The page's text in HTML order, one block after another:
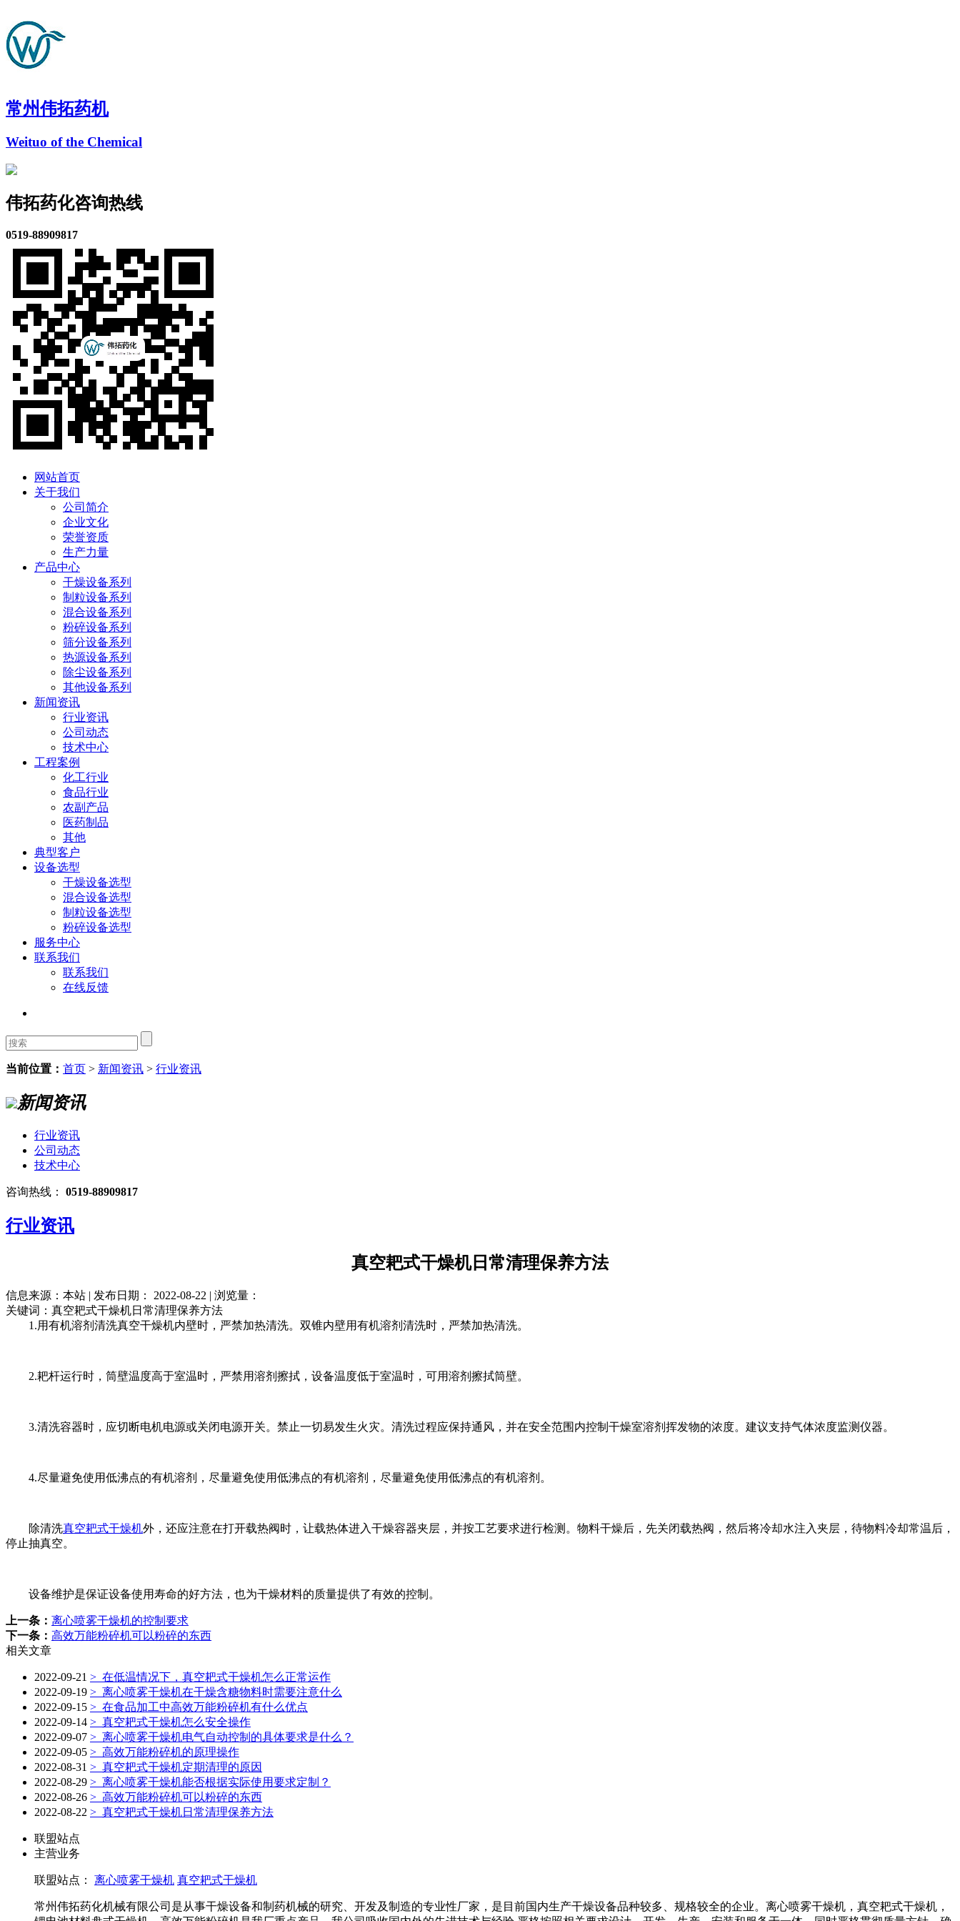
常州伟拓药机
Weituo of the Chemical
伟拓药化咨询热线
0519-88909817
网站首页
关于我们
公司简介
企业文化
荣誉资质
生产力量
产品中心
干燥设备系列
制粒设备系列
混合设备系列
粉碎设备系列
筛分设备系列
热源设备系列
除尘设备系列
其他设备系列
新闻资讯
行业资讯
公司动态
技术中心
工程案例
化工行业
食品行业
农副产品
医药制品
其他
典型客户
设备选型
干燥设备选型
混合设备选型
制粒设备选型
粉碎设备选型
服务中心
联系我们
联系我们
在线反馈
当前位置： 首页 > 新闻资讯 > 行业资讯
新闻资讯
行业资讯
公司动态
技术中心
咨询热线： 0519-88909817
行业资讯
真空耙式干燥机日常清理保养方法
信息来源：本站 | 发布日期： 2022-08-22 | 浏览量：
关键词：真空耙式干燥机日常清理保养方法
1.用有机溶剂清洗真空干燥机内壁时，严禁加热清洗。双锥内壁用有机溶剂清洗时，严禁加热清洗。
2.耙杆运行时，筒壁温度高于室温时，严禁用溶剂擦拭，设备温度低于室温时，可用溶剂擦拭筒壁。
3.清洗容器时，应切断电机电源或关闭电源开关。禁止一切易发生火灾。清洗过程应保持通风，并在安全范围内控制干燥室溶剂挥发物的浓度。建议支持气体浓度监测仪器。
4.尽量避免使用低沸点的有机溶剂，尽量避免使用低沸点的有机溶剂，尽量避免使用低沸点的有机溶剂。
除清洗真空耙式干燥机外，还应注意在打开载热阀时，让载热体进入干燥容器夹层，并按工艺要求进行检测。物料干燥后，先关闭载热阀，然后将冷却水注入夹层，待物料冷却常温后，
停止抽真空。
设备维护是保证设备使用寿命的好方法，也为干燥材料的质量提供了有效的控制。
上一条： 离心喷雾干燥机的控制要求
下一条： 高效万能粉碎机可以粉碎的东西
相关文章
2022-09-21 > 在低温情况下，真空耙式干燥机怎么正常运作
2022-09-19 > 离心喷雾干燥机在干燥含糖物料时需要注意什么
2022-09-15 > 在食品加工中高效万能粉碎机有什么优点
2022-09-14 > 真空耙式干燥机怎么安全操作
2022-09-07 > 离心喷雾干燥机电气自动控制的具体要求是什么？
2022-09-05 > 高效万能粉碎机的原理操作
2022-08-31 > 真空耙式干燥机定期清理的原因
2022-08-29 > 离心喷雾干燥机能否根据实际使用要求定制？
2022-08-26 > 高效万能粉碎机可以粉碎的东西
2022-08-22 > 真空耙式干燥机日常清理保养方法
联盟站点
主营业务
联盟站点： 离心喷雾干燥机 真空耙式干燥机
常州伟拓药化机械有限公司是从事干燥设备和制药机械的研究、开发及制造的专业性厂家，是目前国内生产干燥设备品种较多、规格较全的企业。离心喷雾干燥机，真空耙式干燥机，